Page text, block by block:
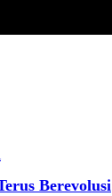
Berevolusi